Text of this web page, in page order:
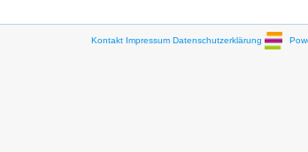
Kontakt Impressum Datenschutzerklärung